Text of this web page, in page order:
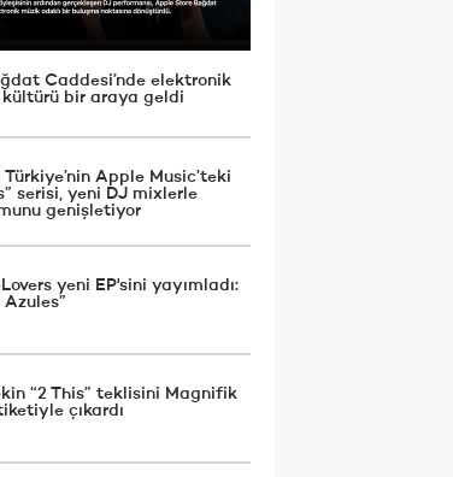
Caddesi’nde elektronik
kültürü bir araya geldi
Apple Music’teki
serisi, yeni DJ mixlerle
genişletiyor
yeni EP'sini yayımladı:
Azules”
“2 This” teklisini Magnifik
çıkardı